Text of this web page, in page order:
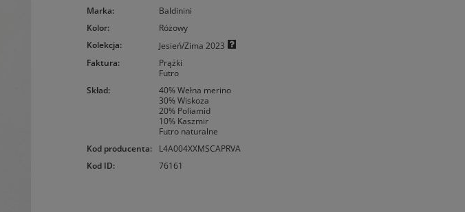
Marka:
Baldinini
Kolor:
Różowy
Kolekcja:
Jesień/Zima 2023
Faktura:
Prążki
Futro
Skład:
40% Wełna merino
30% Wiskoza
20% Poliamid
10% Kaszmir
Futro naturalne
Kod producenta:
L4A004XXMSCAPRVA
Kod ID: 76161